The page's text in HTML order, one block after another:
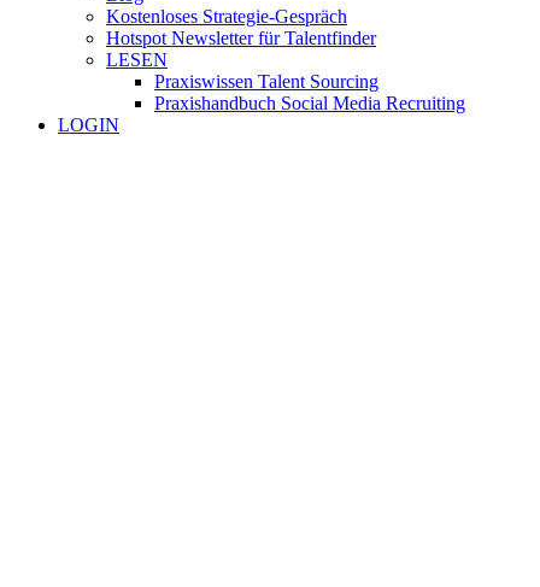
Kostenloses Strategie-Gespräch
Hotspot Newsletter für Talentfinder
LESEN
Praxiswissen Talent Sourcing
Praxishandbuch Social Media Recruiting
LOGIN